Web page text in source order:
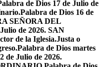
de Dios 17 de Julio de
Palabra de Dios 16 de
SEÑORA DEL
de 2026. SAN
de la Iglesia.Justa o
Palabra de Dios martes
de Julio de 2026.